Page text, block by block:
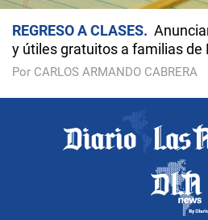
REGRESO A CLASES
y útiles gratuitos a familias de
Por CARLOS ARMANDO CABRERA